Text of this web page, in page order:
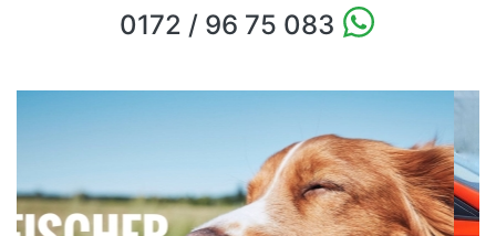
0172 / 96 75 083